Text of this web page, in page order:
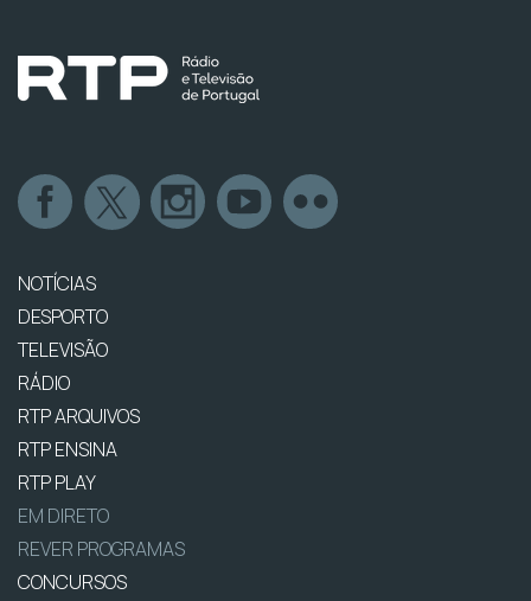
NOTÍCIAS
DESPORTO
TELEVISÃO
RÁDIO
RTP ARQUIVOS
RTP ENSINA
RTP PLAY
EM DIRETO
REVER PROGRAMAS
CONCURSOS